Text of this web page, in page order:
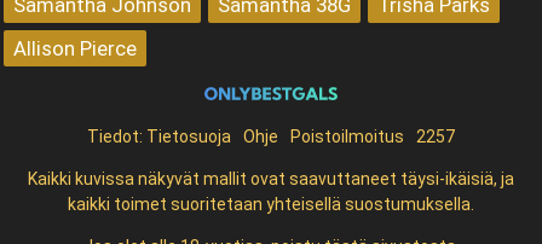
Samantha Johnson
Samantha 38G
Trisha Parks
Allison Pierce
Tiedot: Tietosuoja Ohje Poistoilmoitus 2257
Kaikki kuvissa näkyvät mallit ovat saavuttaneet täysi-ikäisiä, ja
kaikki toimet suoritetaan yhteisellä suostumuksella.